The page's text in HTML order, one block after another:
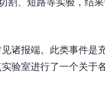
诸报端。此类事件是
验室进行了一个关于